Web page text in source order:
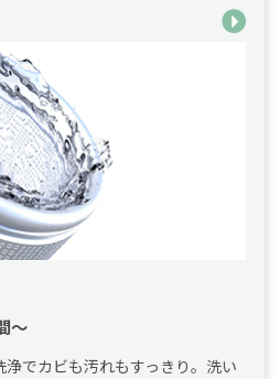
～
でカビも汚れもすっきり。洗い